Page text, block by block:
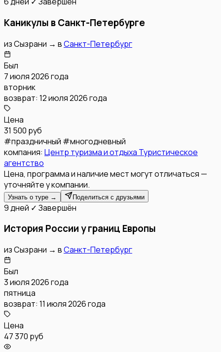
Каникулы в Санкт-Петербурге
изСызрани → вСанкт-Петербург
Был
7 июля 2026 года
вторник
возврат: 12 июля 2026 года
Цена
31 500 руб
#праздничный #многодневный
компания: Центр туризма и отдыха Туристическое
агентство
Цена, программа и наличие мест могут отличаться —
уточняйте у компании.
Узнать о туре → Поделиться с друзьями
9 дней ✓ Завершён
История России у границ Европы
изСызрани → вСанкт-Петербург
Был
3 июля 2026 года
пятница
возврат: 11 июля 2026 года
Цена
47 370 руб